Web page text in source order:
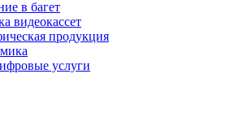
в багет
видеокассет
продукция
услуги